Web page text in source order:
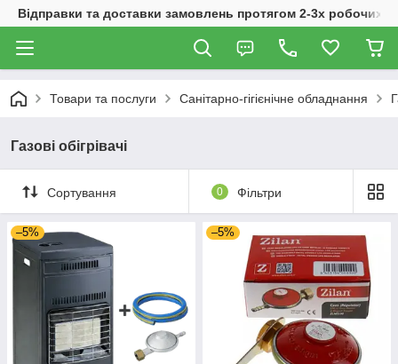
Відправки та доставки замовлень протягом 2-3х робочих
Товари та послуги Санітарно-гігієнічне обладнання
Газові обігрівачі
Сортування 0 Фільтри
–5% –5%